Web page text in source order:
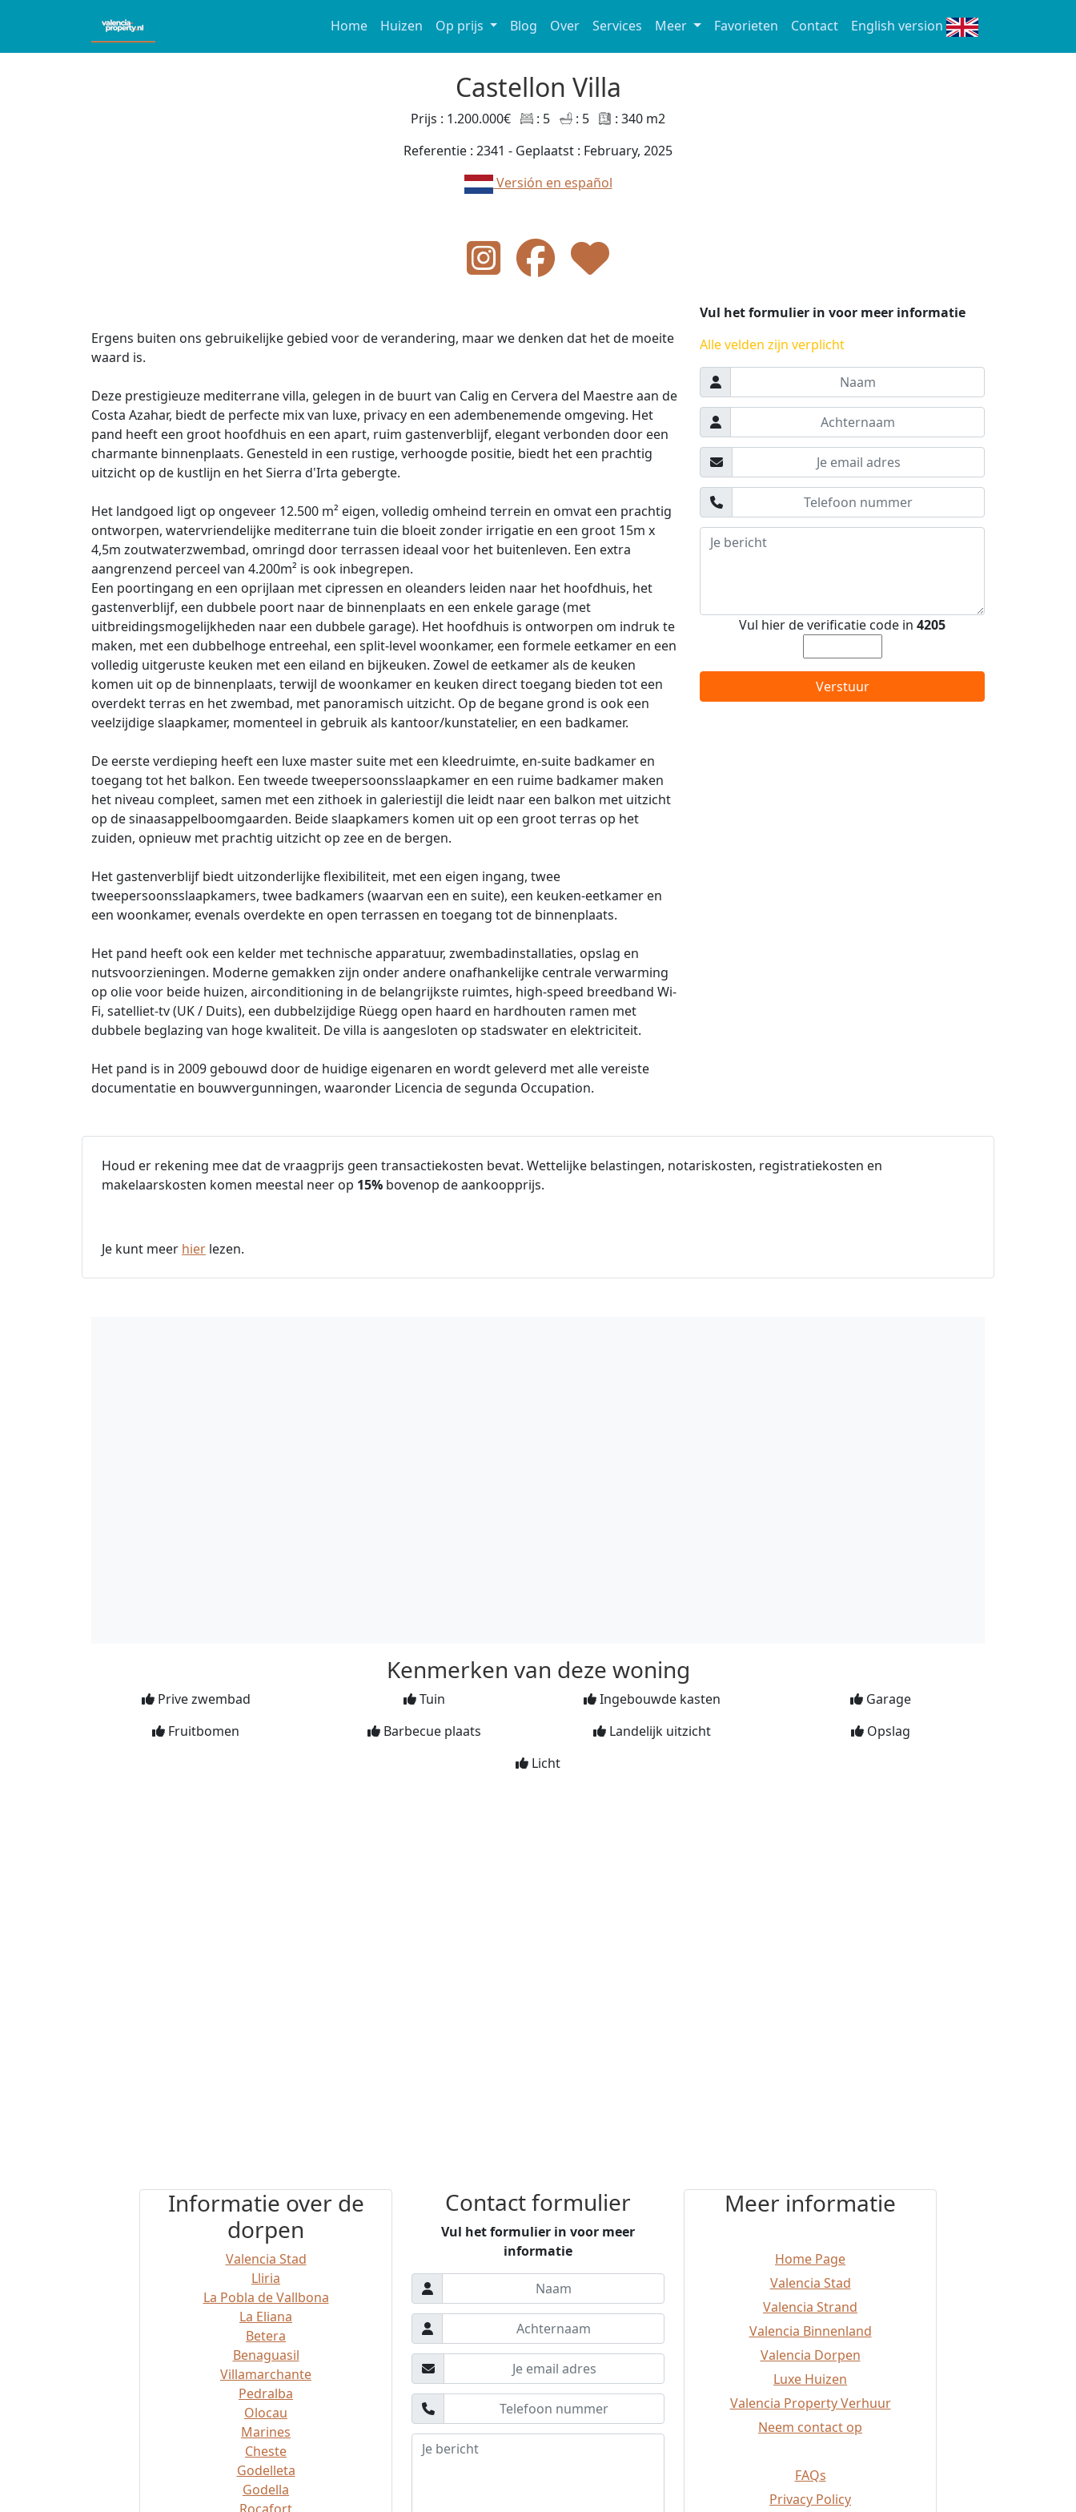
Home Huizen Op prijs Blog Over Services Meer Favorieten Contact English version
Castellon Villa
Prijs : 1.200.000€ : 5 : 5
: 340 m2
Referentie : 2341 - Geplaatst : February, 2025
Versión en español
Ergens buiten ons gebruikelijke gebied voor de verandering, maar we denken dat het de moeite
waard is.
Deze prestigieuze mediterrane villa, gelegen in de buurt van Calig en Cervera del Maestre aan de
Costa Azahar, biedt de perfecte mix van luxe, privacy en een adembenemende omgeving. Het
pand heeft een groot hoofdhuis en een apart, ruim gastenverblijf, elegant verbonden door een
charmante binnenplaats. Genesteld in een rustige, verhoogde positie, biedt het een prachtig
uitzicht op de kustlijn en het Sierra d'Irta gebergte.
Het landgoed ligt op ongeveer 12.500 m² eigen, volledig omheind terrein en omvat een prachtig
ontworpen, watervriendelijke mediterrane tuin die bloeit zonder irrigatie en een groot 15m x
4,5m zoutwaterzwembad, omringd door terrassen ideaal voor het buitenleven. Een extra
aangrenzend perceel van 4.200m² is ook inbegrepen.
Een poortingang en een oprijlaan met cipressen en oleanders leiden naar het hoofdhuis, het
gastenverblijf, een dubbele poort naar de binnenplaats en een enkele garage (met
uitbreidingsmogelijkheden naar een dubbele garage). Het hoofdhuis is ontworpen om indruk te
maken, met een dubbelhoge entreehal, een split-level woonkamer, een formele eetkamer en een
volledig uitgeruste keuken met een eiland en bijkeuken. Zowel de eetkamer als de keuken
komen uit op de binnenplaats, terwijl de woonkamer en keuken direct toegang bieden tot een
overdekt terras en het zwembad, met panoramisch uitzicht. Op de begane grond is ook een
veelzijdige slaapkamer, momenteel in gebruik als kantoor/kunstatelier, en een badkamer.
De eerste verdieping heeft een luxe master suite met een kleedruimte, en-suite badkamer en
toegang tot het balkon. Een tweede tweepersoonsslaapkamer en een ruime badkamer maken
het niveau compleet, samen met een zithoek in galeriestijl die leidt naar een balkon met uitzicht
op de sinaasappelboomgaarden. Beide slaapkamers komen uit op een groot terras op het
zuiden, opnieuw met prachtig uitzicht op zee en de bergen.
Het gastenverblijf biedt uitzonderlijke flexibiliteit, met een eigen ingang, twee
tweepersoonsslaapkamers, twee badkamers (waarvan een en suite), een keuken-eetkamer en
een woonkamer, evenals overdekte en open terrassen en toegang tot de binnenplaats.
Het pand heeft ook een kelder met technische apparatuur, zwembadinstallaties, opslag en
nutsvoorzieningen. Moderne gemakken zijn onder andere onafhankelijke centrale verwarming
op olie voor beide huizen, airconditioning in de belangrijkste ruimtes, high-speed breedband Wi-
Fi, satelliet-tv (UK / Duits), een dubbelzijdige Rüegg open haard en hardhouten ramen met
dubbele beglazing van hoge kwaliteit. De villa is aangesloten op stadswater en elektriciteit.
Het pand is in 2009 gebouwd door de huidige eigenaren en wordt geleverd met alle vereiste
documentatie en bouwvergunningen, waaronder Licencia de segunda Occupation.
Vul het formulier in voor meer informatie
Alle velden zijn verplicht
Vul hier de verificatie code in 4205
Verstuur
Houd er rekening mee dat de vraagprijs geen transactiekosten bevat. Wettelijke belastingen, notariskosten, registratiekosten en
makelaarskosten komen meestal neer op 15% bovenop de aankoopprijs.
Je kunt meer hier lezen.
Kenmerken van deze woning
Prive zwembad Tuin Ingebouwde kasten
Garage
Fruitbomen
Barbecue plaats Landelijk uitzicht
Opslag
Licht
Informatie over de
dorpen
Valencia Stad
Lliria
La Pobla de Vallbona
La Eliana
Betera
Benaguasil
Villamarchante
Pedralba
Olocau
Marines
Cheste
Godelleta
Godella
Contact formulier
Vul het formulier in voor meer
informatie
Meer informatie
Home Page
Valencia Stad
Valencia Strand
Valencia Binnenland
Valencia Dorpen
Luxe Huizen
Valencia Property Verhuur
Neem contact op
FAQs
Privacy Policy